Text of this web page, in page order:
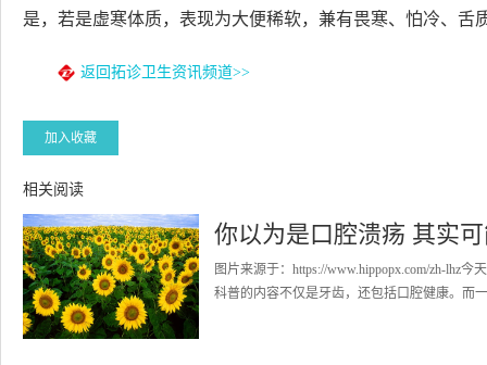
是，若是虚寒体质，表现为大便稀软，兼有畏寒、怕冷、舌
返回拓诊卫生资讯频道>>
加入收藏
相关阅读
你以为是口腔溃疡 其实
图片来源于：https://www.hippopx.com/zh-lhz
科普的内容不仅是牙齿，还包括口腔健康。而